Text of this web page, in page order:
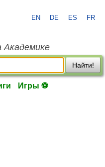
EN DE ES FR
Академике
Найти!
Игры ⚽